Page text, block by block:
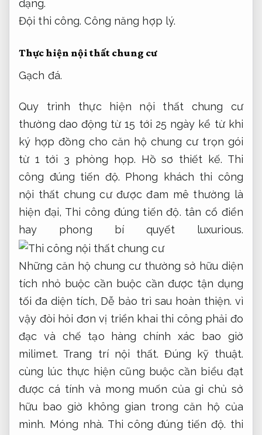
dạng.
Đội thi công. Công năng hợp lý.
Thực hiện nội thất chung cư
Gạch đá.
Quy trình thực hiện nội thất chung cư
thường dao động từ 15 tới 25 ngày kể từ khi
ký hợp đồng cho căn hộ chung cư trọn gói
từ 1 tới 3 phòng họp. Hồ sơ thiết kế. Thi
công đúng tiến độ. Phong khách thi công
nội thất chung cư được đam mê thường là
hiện đại, Thi công đúng tiến độ. tân cổ điển
hay phong bí quyết luxurious.
Những căn hộ chung cư thường sở hữu diện
tích nhỏ buộc cần buộc cần được tận dụng
tối đa diện tích, Dễ bảo trì sau hoàn thiện. vì
vậy đòi hỏi đơn vị triển khai thi công phải đo
đạc và chế tạo hàng chính xác bao giờ
milimet. Trang trí nội thất. Đúng kỹ thuật.
cùng lúc thực hiện cũng buộc cần biểu đạt
được cá tính và mong muốn của gi chủ sở
hữu bao giờ không gian trong căn hộ của
mình. Móng nhà. Thi công đúng tiến độ. thi